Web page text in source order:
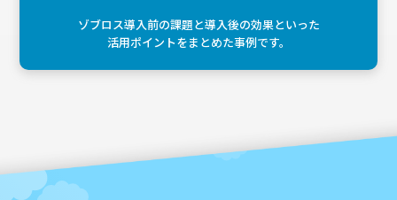
ゾブロス導入前の課題と導入後の効果といった
活用ポイントをまとめた事例です。